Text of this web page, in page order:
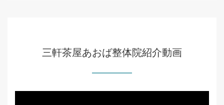
三軒茶屋あおば整体院紹介動画